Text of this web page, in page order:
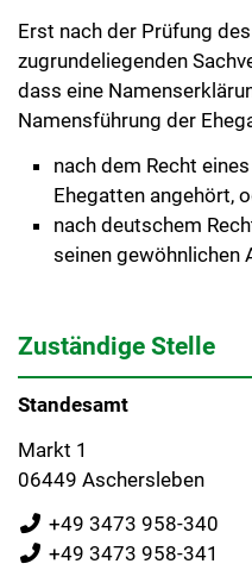
Erst nach der Prüfung
zugrundeliegenden
dass eine
Namensführung der
nach dem Recht
Ehegatten angehört,
nach deutschem
seinen gewöhnlichen
Zuständige Stelle
Standesamt
Markt 1
06449 Aschersleben
+49 3473 958-340
+49 3473 958-341